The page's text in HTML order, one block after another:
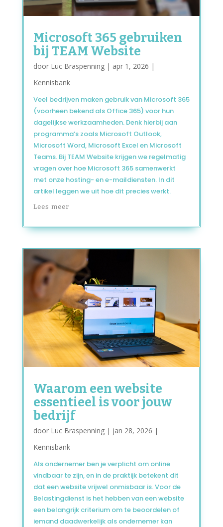
Microsoft 365 gebruiken
bij TEAM Website
door Luc Braspenning| apr 1, 2026 |
Kennisbank
Veel bedrijven maken gebruik van Microsoft 365
(voorheen bekend als Office 365) voor hun
dagelijkse werkzaamheden. Denk hierbij aan
programma’s zoals Microsoft Outlook,
Microsoft Word, Microsoft Excel en Microsoft
Teams. Bij TEAM Website krijgen we regelmatig
vragen over hoe Microsoft 365 samenwerkt
met onze hosting- en e-maildiensten. In dit
artikel leggen we uit hoe dit precies werkt.
Lees meer
Waarom een website
essentieel is voor jouw
bedrijf
door Luc Braspenning| jan 28, 2026 |
Kennisbank
Als ondernemer ben je verplicht om online
vindbaar te zijn, en in de praktijk betekent dit
dat een website vrijwel onmisbaar is. Voor de
Belastingdienst is het hebben van een website
een belangrijk criterium om te beoordelen of
iemand daadwerkelijk als ondernemer kan